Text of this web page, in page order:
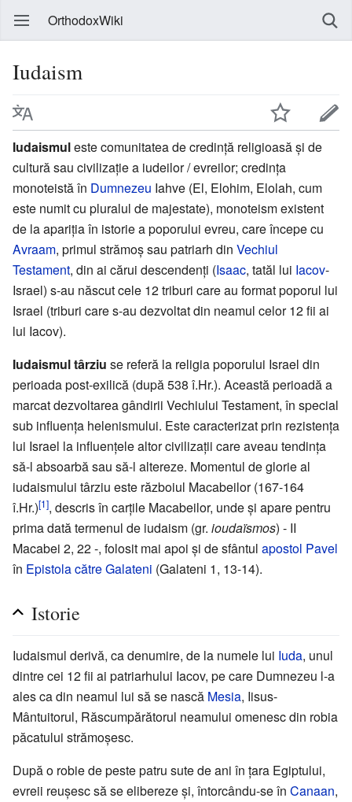
OrthodoxWiki
Iudaism
Iudaismuleste comunitatea de credință religioasă și de
cultură sau civilizație a iudeilor / evreilor; credința
monoteistă în Dumnezeu Iahve (El, Elohim, Elolah, cum
este numit cu pluralul de majestate), monoteism existent
de la apariția în istorie a poporului evreu, care începe cu
Avraam, primul strămoș sau patriarh din Vechiul
Testament, din ai cărui descendenți (Isaac, tatăl lui Iacov-
Israel) s-au născut cele 12 triburi care au format poporul lui
Israel (triburi care s-au dezvoltat din neamul celor 12 fii ai
lui Iacov).
Iudaismul târziu se referă la religia poporului Israel din
perioada post-exilică (după 538 î.Hr.). Această perioadă a
marcat dezvoltarea gândirii Vechiului Testament, în special
sub influența helenismului. Este caracterizat prin rezistența
lui Israel la influențele altor civilizații care aveau tendința
să-l absoarbă sau să-l altereze. Momentul de glorie al
iudaismului târziu este războiul Macabeilor (167-164
î.Hr.)[1], descris în carțile Macabeilor, unde și apare pentru
prima dată termenul de iudaism (gr. ioudaïsmos) - II
Macabei 2, 22 -, folosit mai apoi și de sfântul apostol Pavel
în Epistola către Galateni (Galateni 1, 13-14).
Istorie
Iudaismul derivă, ca denumire, de la numele lui Iuda, unul
dintre cei 12 fii ai patriarhului Iacov, pe care Dumnezeu l-a
ales ca din neamul lui să se nască Mesia, Iisus-
Mântuitorul, Răscumpărătorul neamului omenesc din robia
păcatului strămoșesc.
După o robie de peste patru sute de ani în țara Egiptului,
evreii reușesc să se elibereze și, întorcându-se în Canaan,